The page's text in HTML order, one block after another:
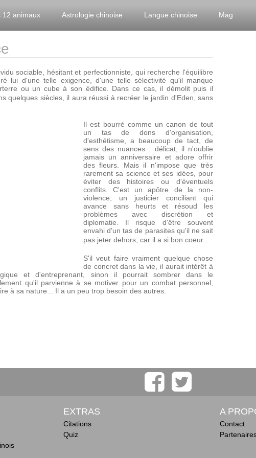
12 animaux Astrologie chinoise Langue chinoise Mag
sociable, hésitant et perfectionniste, qui recherche l'équilibre
lui d'une telle exigence, d'une telle sélectivité qu'il manque
ou un cube à son édifice. Dans ce cas, il démolit puis il
quelques siècles, il aura réussi à recréer le jardin d'Eden, sans
Il est bourré comme un canon de tout
un tas de dons d'organisation,
d'esthétisme, a beaucoup de tact, de
sens des nuances : délicat, il n'oublie
jamais un anniversaire et adore offrir
des fleurs. Mais il n'impose que très
rarement sa science et ses idées, pour
éviter des histoires ou d'éventuels
conflits. C'est un apôtre de la non-
violence, un justicier conciliant qui
avance sans heurts et résoud les
problèmes avec discrétion et
diplomatie. Il risque d'être souvent
envahi d'un tas de parasites qu'il ne sait
pas jeter dehors, car il a si bon coeur...
S'il veut faire vraiment quelque chose
de concret dans la vie, il aurait intérêt à
et d'entreprenant, sinon il pourrait sombrer dans le
qu'il parvienne à se motiver pour un combat personnel,
à sa nature... Il a un peu trop besoin des autres.
EXTRAS
Citations
Quiz
A
Contact